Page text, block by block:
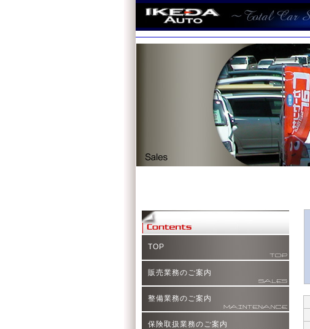
TOP
販売業務のご案内
整備業務のご案内
保険取扱業務のご案内